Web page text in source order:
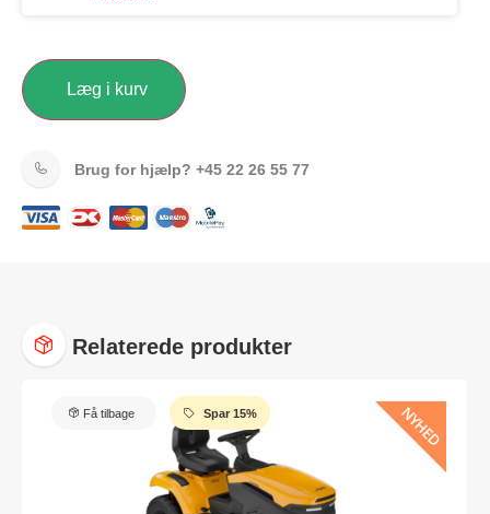
Læg i kurv
Brug for hjælp? +45 22 26 55 77
Relaterede produkter
Få tilbage Spar 15% NYHED